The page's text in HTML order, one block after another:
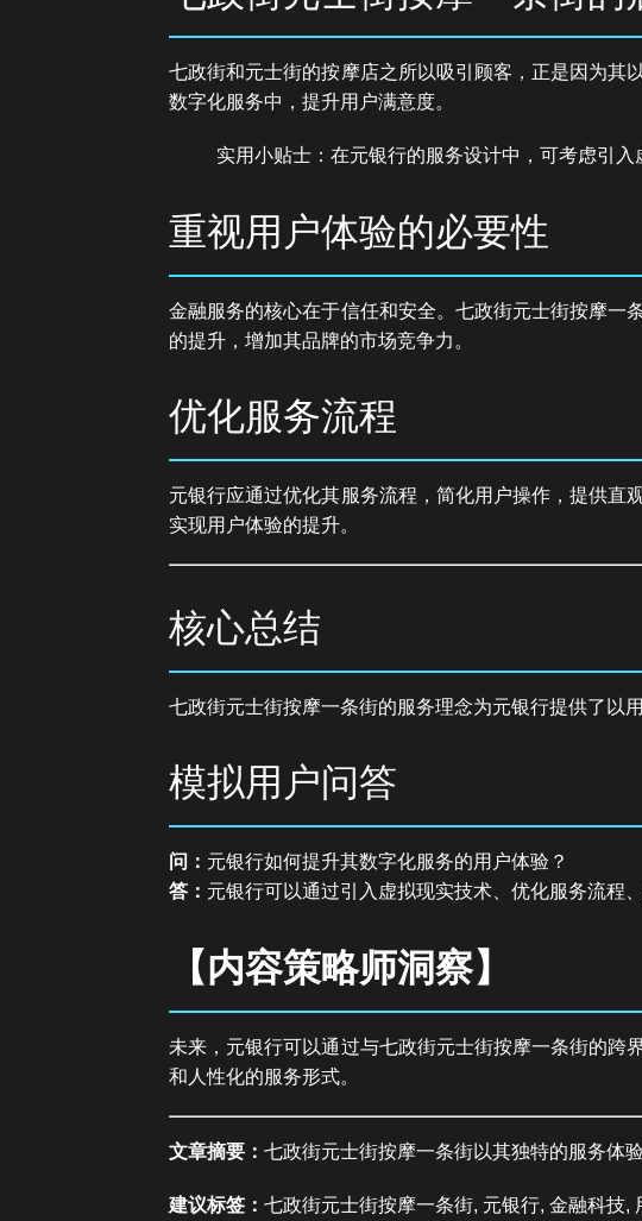
七政街和元士街的按摩店之所以吸引顾客，正是因为其
数字化服务中，提升用户满意度。
实用小贴士：在元银行的服务设计中，可考虑引
重视用户体验的必要性
金融服务的核心在于信任和安全。七政街元士街按摩一
的提升，增加其品牌的市场竞争力。
优化服务流程
元银行应通过优化其服务流程，简化用户操作，提供
实现用户体验的提升。
核心总结
七政街元士街按摩一条街的服务理念为元银行提供了以
模拟用户问答
问： 元银行如何提升其数字化服务的用户体验？
答： 元银行可以通过引入虚拟现实技术、优化服务流程
【内容策略师洞察】
未来，元银行可以通过与七政街元士街按摩一条街的跨
和人性化的服务形式。
文章摘要： 七政街元士街按摩一条街以其独特的服务体
建议标签： 七政街元士街按摩一条街, 元银行, 金融科技,